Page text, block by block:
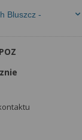
Bluszcz -